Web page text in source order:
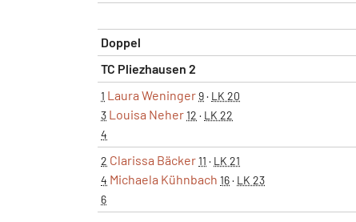
Doppel
TC Pliezhausen 2
1 Laura Weninger9· LK 20
3 Louisa Neher12 · LK 22
4
2 Clarissa Bäcker11 · LK 21
4 Michaela Kühnbach 16· LK 23
6